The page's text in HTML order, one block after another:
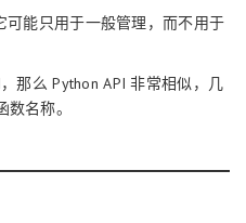
可能只用于一般管理，而不用于
那么 Python API 非常相似，几
名称。